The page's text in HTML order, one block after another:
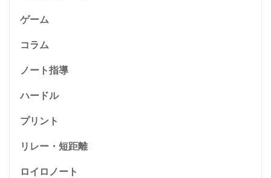
ゲーム
コラム
ノート指導
ハードル
プリント
リレー・短距離
ロイロノート